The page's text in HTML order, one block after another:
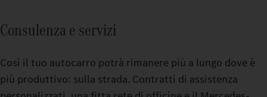
Consulenza e servizi
Così il tuo autocarro potrà rimanere più a lungo dove è
più produttivo: sulla strada. Contratti di assistenza